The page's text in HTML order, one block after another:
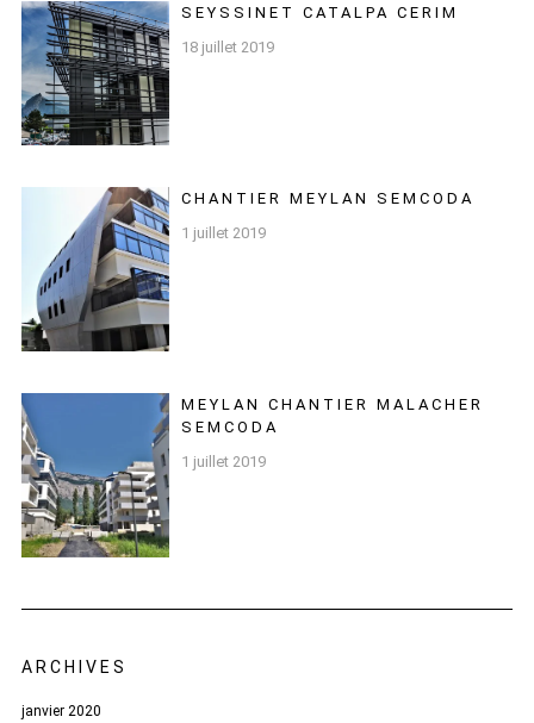
SEYSSINET CATALPA CERIM
18 juillet 2019
CHANTIER MEYLAN SEMCODA
1 juillet 2019
MEYLAN CHANTIER MALACHER
SEMCODA
1 juillet 2019
ARCHIVES
janvier 2020